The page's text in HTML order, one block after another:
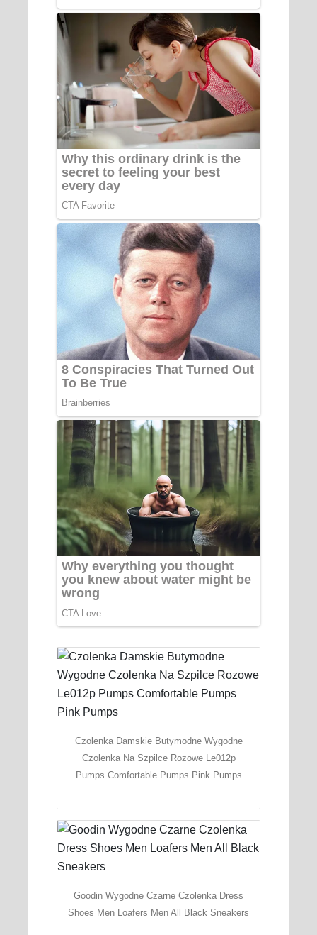
Czolenka Damskie Butymodne Wygodne
Czolenka Na Szpilce Rozowe Le012p
Pumps Comfortable Pumps Pink Pumps
Goodin Wygodne Czarne Czolenka Dress
Shoes Men Loafers Men All Black Sneakers